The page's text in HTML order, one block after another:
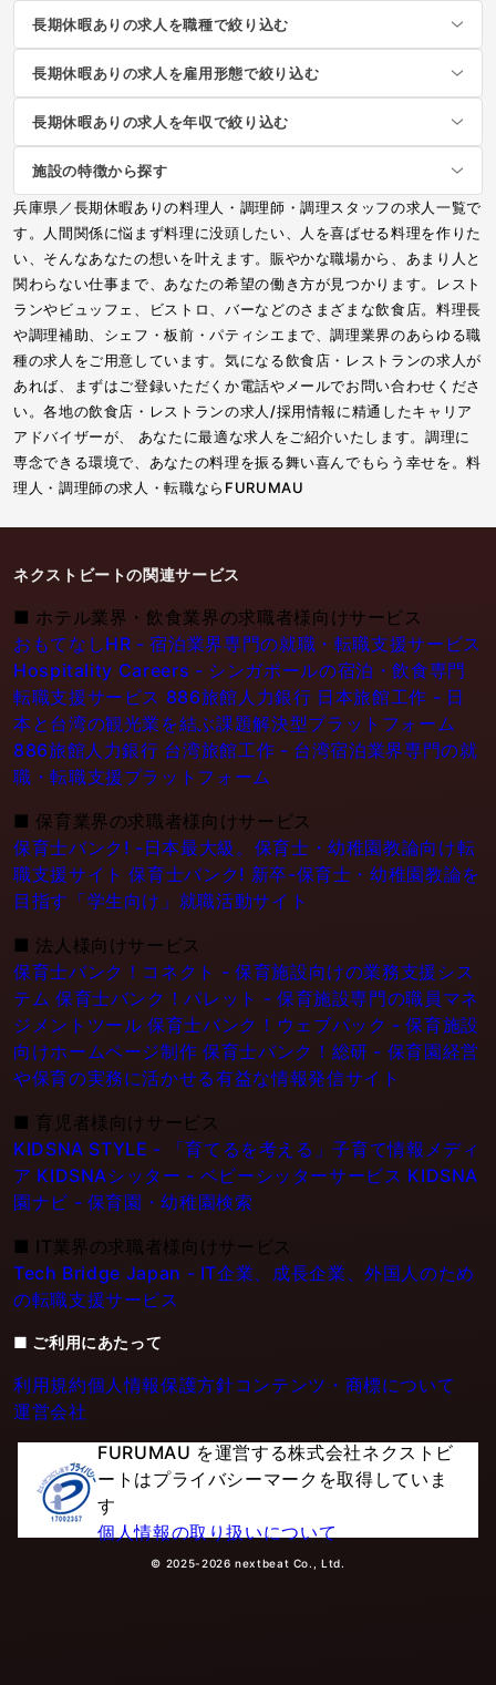
長期休暇ありの求人を職種で絞り込む
長期休暇ありの求人を雇用形態で絞り込む
長期休暇ありの求人を年収で絞り込む
施設の特徴から探す
兵庫県／長期休暇ありの料理人・調理師・調理スタッフの求人一覧で
す。人間関係に悩まず料理に没頭したい、人を喜ばせる料理を作りた
い、そんなあなたの想いを叶えます。賑やかな職場から、あまり人と
関わらない仕事まで、あなたの希望の働き方が見つかります。レスト
ランやビュッフェ、ビストロ、バーなどのさまざまな飲食店。料理長
や調理補助、シェフ・板前・パティシエまで、調理業界のあらゆる職
種の求人をご用意しています。気になる飲食店・レストランの求人が
あれば、まずはご登録いただくか電話やメールでお問い合わせくださ
い。各地の飲食店・レストランの求人/採用情報に精通したキャリア
アドバイザーが、 あなたに最適な求人をご紹介いたします。調理に
専念できる環境で、あなたの料理を振る舞い喜んでもらう幸せを。料
理人・調理師の求人・転職ならFURUMAU
ネクストビートの関連サービス
■ ホテル業界・飲食業界の求職者様向けサービス
おもてなしHR - 宿泊業界専門の就職・転職支援サービス
Hospitality Careers - シンガポールの宿泊・飲食専門
転職支援サービス 886旅館人力銀行 日本旅館工作 - 日
本と台湾の観光業を結ぶ課題解決型プラットフォーム
886旅館人力銀行 台湾旅館工作 - 台湾宿泊業界専門の就
職・転職支援プラットフォーム
■ 保育業界の求職者様向けサービス
保育士バンク! -日本最大級。保育士・幼稚園教論向け転
職支援サイト 保育士バンク! 新卒-保育士・幼稚園教論を
目指す「学生向け」就職活動サイト
■ 法人様向けサービス
保育士バンク！コネクト - 保育施設向けの業務支援シス
テム 保育士バンク！パレット - 保育施設専門の職員マネ
ジメントツール 保育士バンク！ウェブパック - 保育施設
向けホームページ制作 保育士バンク！総研 - 保育園経営
や保育の実務に活かせる有益な情報発信サイト
■ 育児者様向けサービス
KIDSNA STYLE - 「育てるを考える」子育て情報メディ
ア KIDSNAシッター - ベビーシッターサービス KIDSNA
園ナビ - 保育園・幼稚園検索
■ IT業界の求職者様向けサービス
Tech Bridge Japan - IT企業、成長企業、外国人のため
の転職支援サービス
■ ご利用にあたって
利用規約個人情報保護方針コンテンツ・商標について
運営会社
FURUMAU を運営する株式会社ネクストビ
ートはプライバシーマークを取得していま
す
個人情報の取り扱いについて
© 2025-2026 nextbeat Co., Ltd.